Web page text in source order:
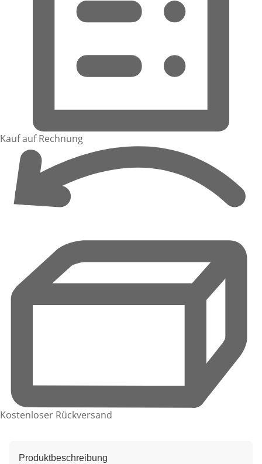
Kauf auf Rechnung
Kostenloser Rückversand
Produktbeschreibung